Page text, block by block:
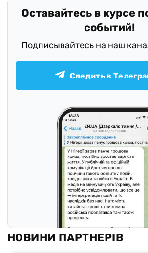
Оставайтесь в курсе
событий!
Подписывайтесь на наш
Следить в